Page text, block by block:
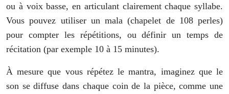
ou à voix basse, en articulant clairement chaque syllabe.
Vous pouvez utiliser un mala (chapelet de 108 perles)
pour compter les répétitions, ou définir un temps de
récitation (par exemple 10 à 15 minutes).
À mesure que vous répétez le mantra, imaginez que le
son se diffuse dans chaque coin de la pièce, comme une